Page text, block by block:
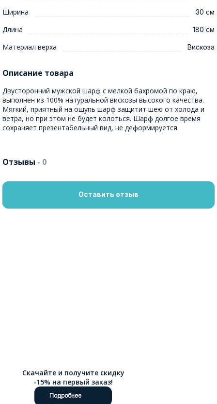
Ширина 30 см
Длина 180 см
Материал верха Вискоза
Описание товара
Двусторонний мужской шарф с мелкой бахромой по краю,
выполнен из 100% натуральной вискозы высокого качества.
Мягкий, приятный на ощупь шарф защитит шею от холода и
ветра, но при этом не будет колоться. Шарф долгое время
сохраняет презентабельный вид, не деформируется.
Отзывы - 0
Оставить отзыв
Скачайте и получите скидку
-15% на первый заказ!
Подробнее